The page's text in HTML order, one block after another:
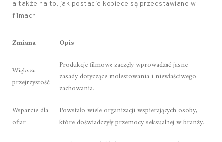
a także na to, jak postacie kobiece są przedstawiane w
filmach.
Zmiana Opis
Większa
przejrzystość
Produkcje filmowe zaczęły wprowadzać jasne
zasady dotyczące molestowania i niewłaściwego
zachowania.
Wsparcie dla
ofiar
Powstało wiele organizacji wspierających osoby,
które doświadczyły przemocy seksualnej w branży.